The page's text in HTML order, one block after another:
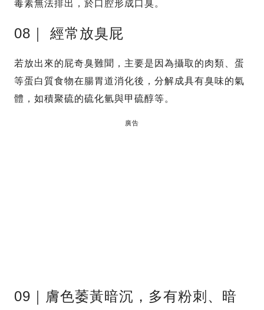
毒素無法排出，於口腔形成口臭。
08｜ 經常放臭屁
若放出來的屁奇臭難聞，主要是因為攝取的肉類、蛋
等蛋白質食物在腸胃道消化後，分解成具有臭味的氣
體，如積聚硫的硫化氫與甲硫醇等。
廣告
09｜膚色萎黃暗沉，多有粉刺、暗